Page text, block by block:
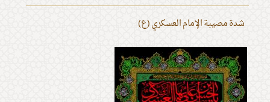
شدة مصيبة الإمام العسكري (ع)